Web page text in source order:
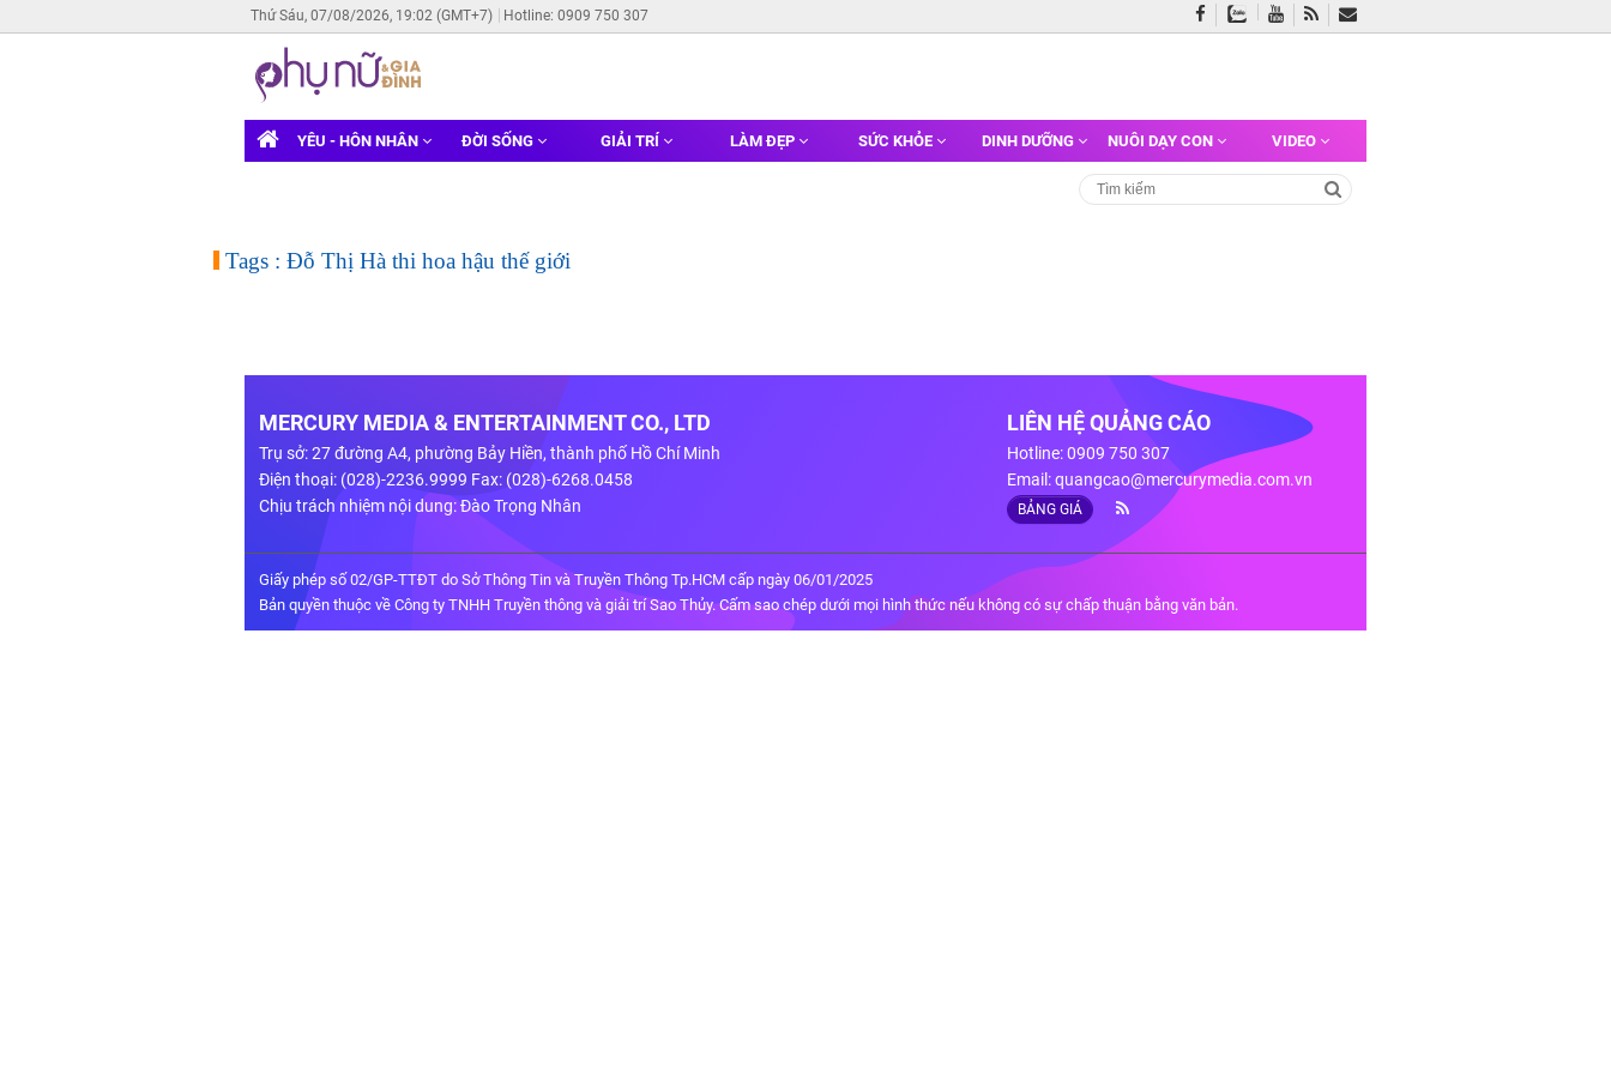
Thứ Sáu, 07/08/2026, 19:02 (GMT+7) Hotline: 0909 750 307
YÊU - HÔN NHÂN ĐỜI SỐNG GIẢI TRÍ LÀM ĐẸP SỨC KHỎE DINH DƯỠNG NUÔI DẠY CON VIDEO
Tags : Đỗ Thị Hà thi hoa hậu thế giới
MERCURY MEDIA & ENTERTAINMENT CO., LTD
Trụ sở: 27 đường A4, phường Bảy Hiền, thành phố Hồ Chí Minh
Điện thoại: (028)-2236.9999 Fax: (028)-6268.0458
Chịu trách nhiệm nội dung: Đào Trọng Nhân
LIÊN HỆ QUẢNG CÁO
Hotline: 0909 750 307
Email:quangcao@mercurymedia.com.vn
BẢNG GIÁ
Giấy phép số 02/GP-TTĐT do Sở Thông Tin và Truyền Thông Tp.HCM cấp ngày 06/01/2025
Bản quyền thuộc về Công ty TNHH Truyền thông và giải trí Sao Thủy. Cấm sao chép dưới mọi hình thức nếu không có sự chấp thuận bằng văn bản.